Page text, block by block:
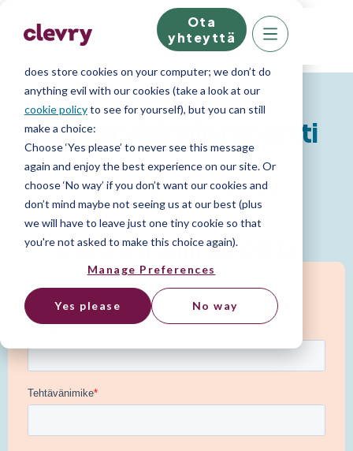
We know right? These cookie pop-ups can really
ruin your visit, so we’ll make this quick. This website
does store cookies on your computer; we don’t do
anything evil with our cookies (take a look at our
cookie policyto see for yourself), but you can still
make a choice:
Choose ‘Yes please’ to never see this message
again and enjoy the best experience on our site. Or
choose ‘No way’ if you don’t want our cookies and
don’t mind maybe not seeing us at our best (plus
we will have to leave just one tiny cookie so that
you're not asked to make this choice again).
Manage Preferences
Yes please No way
Ota
yhteyttä
Kykyarvioinnin raportti
Työnhakijan kykyarvioinnin tulokset helposti
ymmärrettävässä muodossa.
Lataa malliraportti